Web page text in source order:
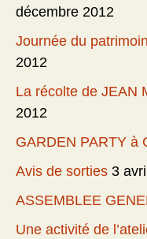
décembre 2012
Journée du
2012
La récolte de JEAN
2012
GARDEN PARTY à
Avis de sorties 3
ASSEMBLEE
Une activité de